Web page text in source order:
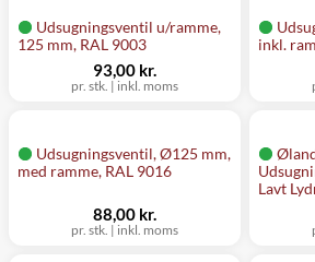
Udsugningsventil u/ramme,
125 mm, RAL 9003
pr. stk. | inkl. moms
93,00 kr.
inkl.
Udsugningsventil, Ø125 mm,
med ramme, RAL 9016
pr. stk. | inkl. moms
88,00 kr.
Lavt